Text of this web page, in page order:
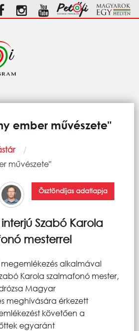
ember művészete"
művészete"
Ösztöndíjas adatlapja
Szabó Karola
mesterrel
alkalmával
Karola szalmafonó mester,
Magyar
meghívására érkezett
követően a
egyaránt